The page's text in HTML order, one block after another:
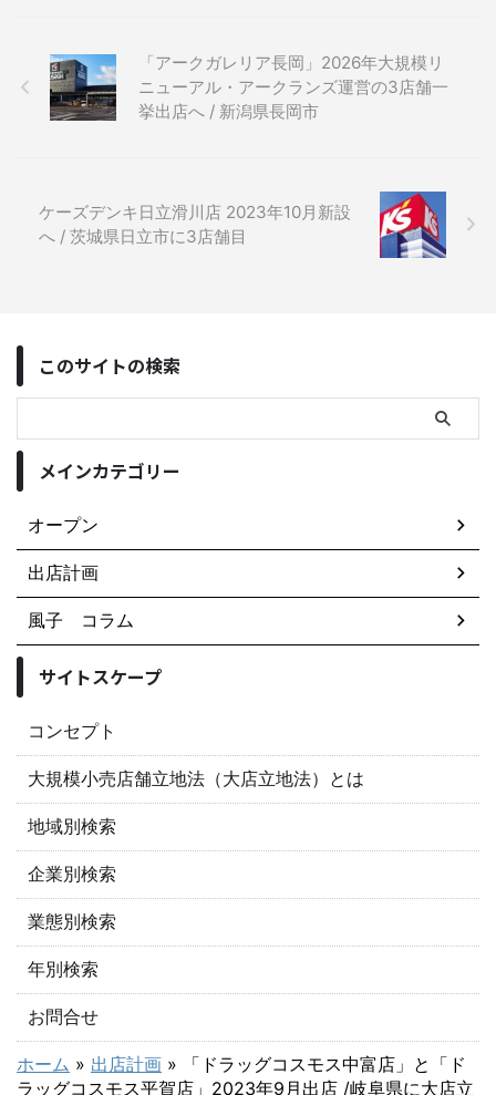
「アークガレリア長岡」2026年大規模リ
ニューアル・アークランズ運営の3店舗一
挙出店へ / 新潟県長岡市
ケーズデンキ日立滑川店 2023年10月新設
へ / 茨城県日立市に3店舗目
このサイトの検索
メインカテゴリー
オープン
出店計画
風子 コラム
サイトスケープ
コンセプト
大規模小売店舗立地法（大店立地法）とは
地域別検索
企業別検索
業態別検索
年別検索
お問合せ
ホーム » 出店計画 » 「ドラッグコスモス中富店」と「ド
ラッグコスモス平賀店」2023年9月出店 /岐阜県に大店立